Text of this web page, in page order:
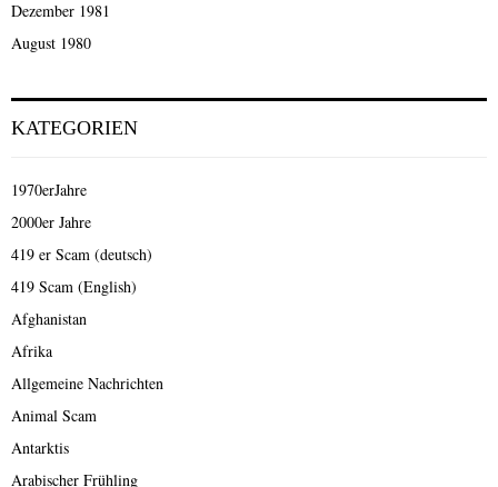
Dezember 1981
August 1980
KATEGORIEN
1970erJahre
2000er Jahre
419 er Scam (deutsch)
419 Scam (English)
Afghanistan
Afrika
Allgemeine Nachrichten
Animal Scam
Antarktis
Arabischer Frühling